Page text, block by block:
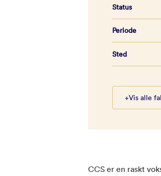
Status
Periode
Sted
+Vis alle
CCS er en raskt